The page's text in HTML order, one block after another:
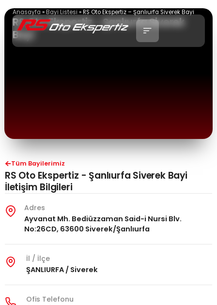
atlaAnasayfa »Bayi Listesi »RS Oto Ekspertiz – Şanlıurfa Siverek Bayi
RS Oto Ekspertiz - Şanlıurfa Siverek
Bayi
Tüm Bayilerimiz
RS Oto Ekspertiz - Şanlıurfa Siverek Bayi
İletişim Bilgileri
Adres
Ayvanat Mh. Bediüzzaman Said-i Nursi Blv.
No:26CD, 63600 Siverek/Şanlıurfa
İl / İlçe
ŞANLIURFA / Siverek
Ofis Telefonu